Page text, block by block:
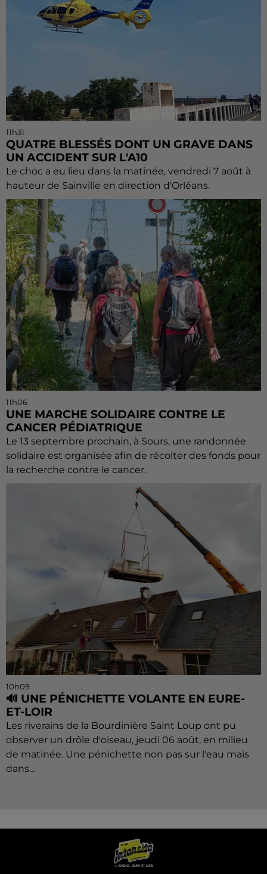
11h31
QUATRE BLESSÉS DONT UN GRAVE DANS
UN ACCIDENT SUR L'A10
Le choc a eu lieu dans la matinée, vendredi 7 août à
hauteur de Sainville en direction d'Orléans.
11h06
UNE MARCHE SOLIDAIRE CONTRE LE
CANCER PÉDIATRIQUE
Le 13 septembre prochain, à Sours, une randonnée
solidaire est organisée afin de récolter des fonds pour
la recherche contre le cancer.
10h09
🔊 UNE PÉNICHETTE VOLANTE EN EURE-
ET-LOIR
Les riverains de la Bourdinière Saint Loup ont pu
observer un drôle d'oiseau, jeudi 06 août, en milieu
de matinée. Une pénichette non pas sur l'eau mais
dans...